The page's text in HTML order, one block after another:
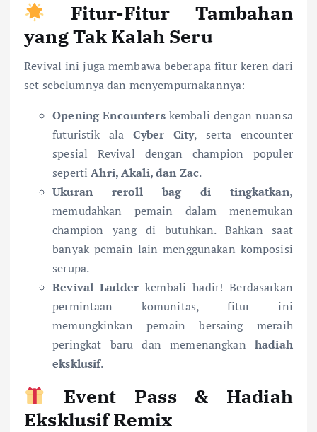
Fitur-Fitur Tambahan
yang Tak Kalah Seru
Revival ini juga membawa beberapa fitur keren dari
set sebelumnya dan menyempurnakannya:
Opening Encounterskembali dengan nuansa
futuristik alaCyber City, serta encounter
spesial Revival dengan champion populer
sepertiAhri, Akali, dan Zac.
Ukuran reroll bag di tingkatkan,
memudahkan pemain dalam menemukan
champion yang di butuhkan. Bahkan saat
banyak pemain lain menggunakan komposisi
serupa.
Revival Ladder kembali hadir! Berdasarkan
permintaan komunitas, fitur ini
memungkinkan pemain bersaing meraih
peringkat baru dan memenangkanhadiah
eksklusif.
Event Pass & Hadiah
Eksklusif Remix